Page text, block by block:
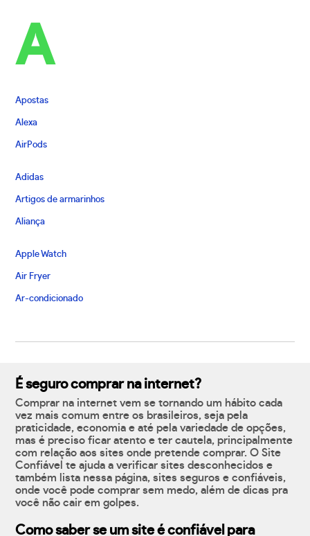
A
Apostas
Alexa
AirPods
Adidas
Artigos de armarinhos
Aliança
Apple Watch
Air Fryer
Ar-condicionado
É seguro comprar na internet?
Comprar na internet vem se tornando um hábito cada
vez mais comum entre os brasileiros, seja pela
praticidade, economia e até pela variedade de opções,
mas é preciso ficar atento e ter cautela, principalmente
com relação aos sites onde pretende comprar. O Site
Confiável te ajuda a verificar sites desconhecidos e
também lista nessa página, sites seguros e confiáveis,
onde você pode comprar sem medo, além de dicas pra
você não cair em golpes.
Como saber se um site é confiável para